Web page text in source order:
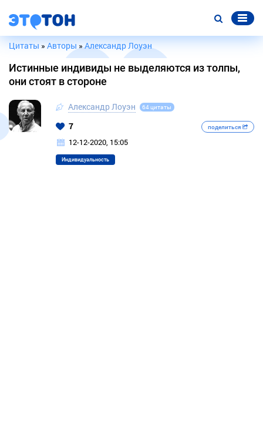
Цитаты » Авторы »Александр Лоуэн
Истинные индивиды не выделяются из толпы,
они стоят в стороне
Александр Лоуэн 64 цитаты
7 поделиться
12-12-2020, 15:05
Индивидуальность